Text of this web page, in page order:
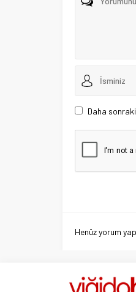
Daha
Henüz yorum